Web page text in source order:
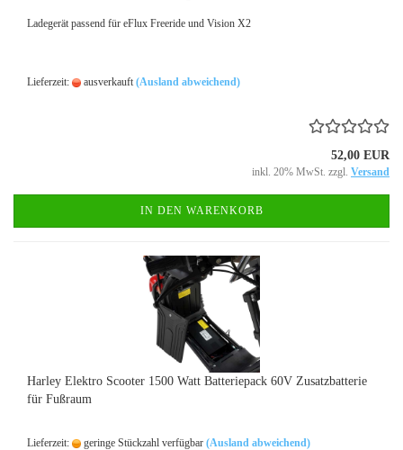
Ladegerät passend für eFlux Freeride und Vision X2
Lieferzeit: ausverkauft (Ausland abweichend)
52,00 EUR
inkl. 20% MwSt. zzgl. Versand
IN DEN WARENKORB
Harley Elektro Scooter 1500 Watt Batteriepack 60V Zusatzbatterie
für Fußraum
Lieferzeit: geringe Stückzahl verfügbar (Ausland abweichend)